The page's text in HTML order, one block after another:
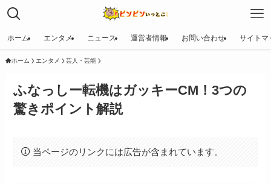
ホーム エンタメ ニュース 運営者情報 お問い合わせ サイトマ
ホーム エンタメ 芸人・芸能
ふなっしー転機はガッキーCM！3つの
驚きポイント解説
当ページのリンクには広告が含まれています。